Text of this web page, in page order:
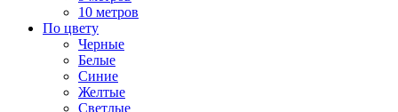
10 метров
По цвету
Черные
Белые
Синие
Желтые
Светлые